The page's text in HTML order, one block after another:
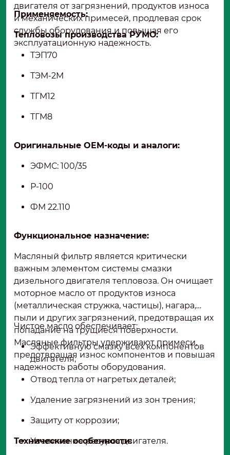
двигателя от загрязнений, продуктов износа
и механических примесей, продлевая срок
службы оборудования и повышая его
эксплуатационную надежность.
Применяемость:
Тепловозы производства РУМО:
ТЭП70
ТЭМ-2М
ТГМ12
ТГМ8
Оригинальные OEM-коды и аналоги:
ЭФМС: 100/35
Р-100
ФМ 22.110
Функциональное назначение:
Масляный фильтр является критически
важным элементом системы смазки
дизельного двигателя тепловоза. Он очищает
моторное масло от продуктов износа
(металлическая стружка, частицы), нагара,
пыли и других загрязнений, предотвращая их
попадание на трущиеся поверхности.
Масляные фильтры удерживают примеси,
предотвращая износ компонентов и повышая
надежность работы оборудования.
Чистое масло обеспечивает:
Эффективную смазку всех компонентов
двигателя;
Отвод тепла от нагретых деталей;
Удаление загрязнений из зон трения;
Защиту от коррозии;
Увеличение ресурса двигателя.
Технические особенности: